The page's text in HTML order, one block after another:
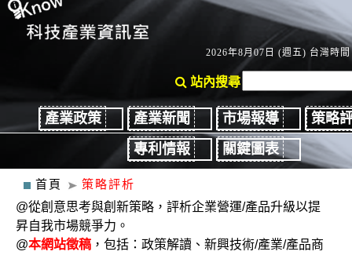
2026年8月07日 (週五) 台灣時間
站內搜尋
產業政策 產業新聞 市場報導
策略
專利情報
關鍵圖表
首頁 策略評析
@從創意思考與創新策略，評析企業營運/產品升級以提
昇自我市場競爭力。
@本網站徵稿 ，包括：政策解讀、新興技術/產業/產品商